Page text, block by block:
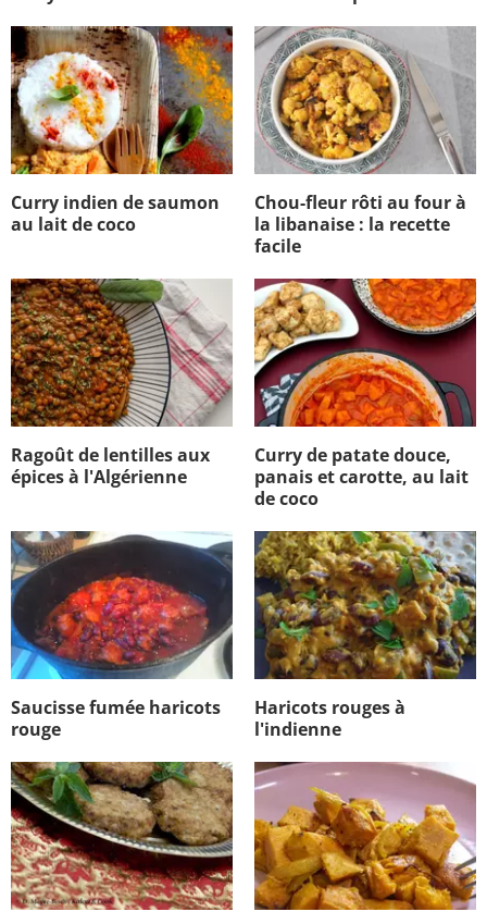
Curry indien de saumon
au lait de coco
Chou-fleur rôti au four à
la libanaise : la recette
facile
Ragoût de lentilles aux
épices à l'Algérienne
Curry de patate douce,
panais et carotte, au lait
de coco
Saucisse fumée haricots
rouge
Haricots rouges à
l'indienne